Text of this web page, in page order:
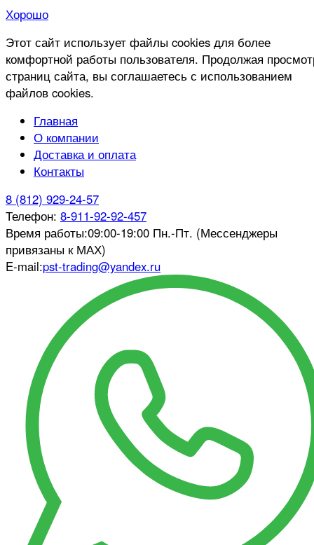
Хорошо
Этот сайт использует файлы cookies для более
комфортной работы пользователя. Продолжая
страниц сайта, вы соглашаетесь с использованием
файлов cookies.
Главная
О компании
Доставка и оплата
Контакты
8 (812) 929-24-57
Телефон: 8-911-92-92-457
Время работы:09:00-19:00 Пн.-Пт. (Мессенджеры
привязаны к МАХ)
E-mail:pst-trading@yandex.ru